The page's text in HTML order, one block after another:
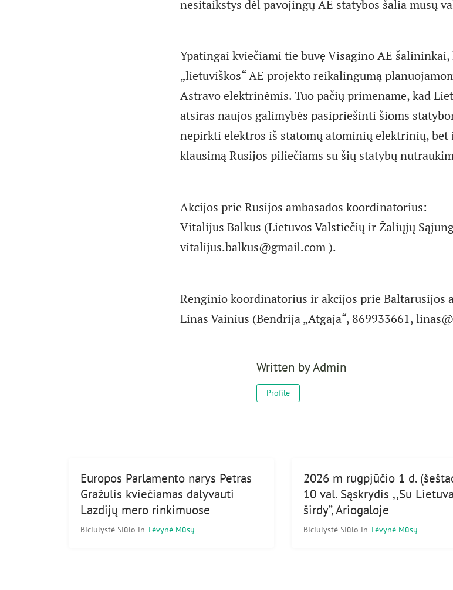
nesitaikstys dėl pavojingų AE statybos šalia mūsų
Ypatingai kviečiami tie buvę Visagino AE
„lietuviškos“ AE projekto reikalingumą
Astravo elektrinėmis. Tuo pačių primename, kad
atsiras naujos galimybės pasipriešinti šioms
nepirkti elektros iš statomų atominių elektrinių, bet
klausimą Rusijos piliečiams su šių statybų
Akcijos prie Rusijos ambasados koordinatorius:
Vitalijus Balkus (Lietuvos Valstiečių ir Žaliųjų
vitalijus.balkus@gmail.com ).
Renginio koordinatorius ir akcijos prie Baltarusijos
Linas Vainius (Bendrija „Atgaja“, 869933661,
Written byAdmin
Profile
Europos Parlamento narys Petras
Gražulis kviečiamas dalyvauti
Lazdijų mero rinkimuose
Biciulystė Siūlo in Tėvynė Mūsų
2026 m rugpjūčio 1 d.
10 val. Sąskrydis ,,Su Lietuva
širdy”, Ariogaloje
Biciulystė Siūlo in Tėvynė Mūsų